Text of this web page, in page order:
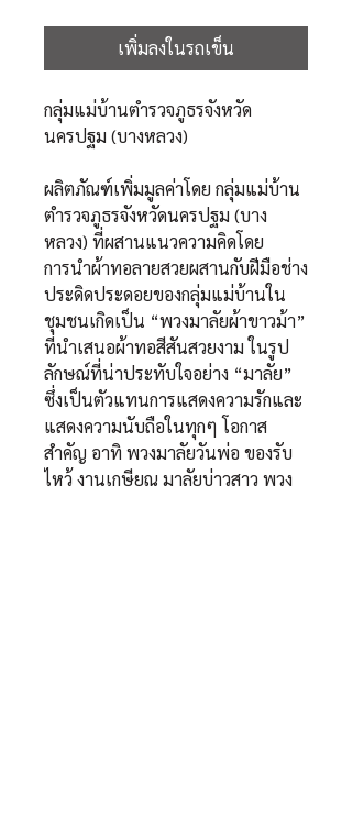
เพิ่มลงในรถเข็น
กลุ่มแม่บ้านตำรวจภูธรจังหวัด
นครปฐม (บางหลวง)
ผลิตภัณฑ์เพิ่มมูลค่าโดย กลุ่มแม่บ้าน
ตำรวจภูธรจังหวัดนครปฐม (บาง
หลวง) ที่ผสานแนวความคิดโดย
การนำผ้าทอลายสวยผสานกับฝีมือช่าง
ประดิดประดอยของกลุ่มแม่บ้านใน
ชุมชนเกิดเป็น “พวงมาลัยผ้าขาวม้า”
ที่นำเสนอผ้าทอสีสันสวยงาม ในรูป
ลักษณ์ที่น่าประทับใจอย่าง “มาลัย”
ซึ่งเป็นตัวแทนการแสดงความรักและ
แสดงความนับถือในทุกๆ โอกาส
สำคัญ อาทิ พวงมาลัยวันพ่อ ของรับ
ไหว้ งานเกษียณ มาลัยบ่าวสาว พวง